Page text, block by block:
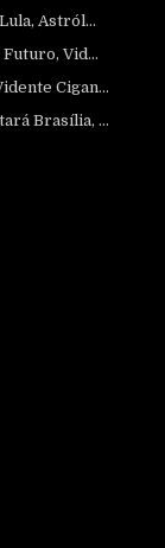
Astról...
Vid...
Cigan...
Brasília, ...